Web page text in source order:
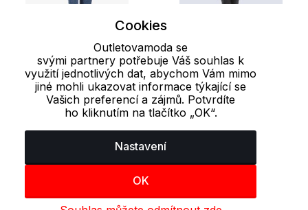
M
Dámské dlouhé pyžamo
19153P GINA
S L
Pyžamo dlouhé dámské
19127P GINA
Cookies
Outletovamoda se
svými partnery potřebuje Váš souhlas k
využití jednotlivých dat, abychom Vám mimo
jiné mohli ukazovat informace týkající se
Vašich preferencí a zájmů. Potvrdíte
ho kliknutím na tlačítko „OK“.
Nastavení
OK